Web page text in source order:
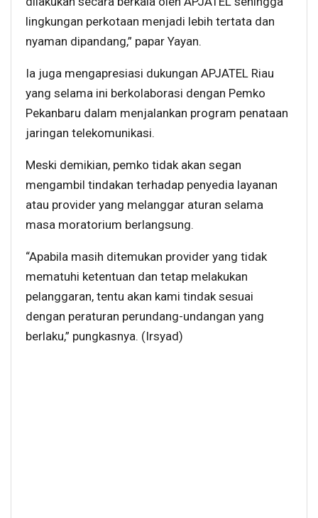
lingkungan perkotaan menjadi lebih tertata dan
nyaman dipandang,” papar Yayan.
Ia juga mengapresiasi dukungan APJATEL Riau
yang selama ini berkolaborasi dengan Pemko
Pekanbaru dalam menjalankan program penataan
jaringan telekomunikasi.
Meski demikian, pemko tidak akan segan
mengambil tindakan terhadap penyedia layanan
atau provider yang melanggar aturan selama
masa moratorium berlangsung.
“Apabila masih ditemukan provider yang tidak
mematuhi ketentuan dan tetap melakukan
pelanggaran, tentu akan kami tindak sesuai
dengan peraturan perundang-undangan yang
berlaku,” pungkasnya. (Irsyad)